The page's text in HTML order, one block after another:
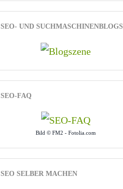
SEO- UND SUCHMASCHINENBLOGS
SEO-FAQ
Bild © FM2 - Fotolia.com
SEO SELBER MACHEN